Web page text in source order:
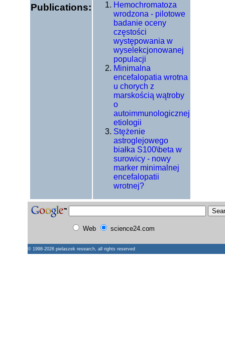
Publications:
Hemochromatoza
wrodzona - pilotowe
badanie oceny
częstości
występowania w
wyselekcjonowanej
populacji
Minimalna
encefalopatia wrotna
u chorych z
marskością wątroby
o
autoimmunologicznej
etiologii
Stężenie
astroglejowego
białka S100\beta w
surowicy - nowy
marker minimalnej
encefalopatii
wrotnej?
Web science24.com
© 1998-2026 pielaszek research, all rights reserved